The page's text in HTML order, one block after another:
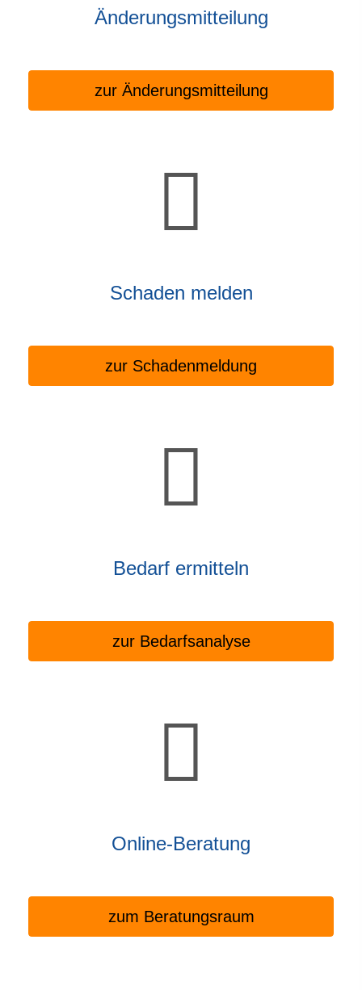
Änderungsmitteilung
zur Änderungsmitteilung
Schaden melden
zur Schadenmeldung
Bedarf ermitteln
zur Bedarfsanalyse
Online-Beratung
zum Beratungsraum